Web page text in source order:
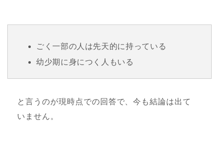
ごく一部の人は先天的に持っている
幼少期に身につく人もいる
と言うのが現時点での回答で、今も結論は出て
いません。